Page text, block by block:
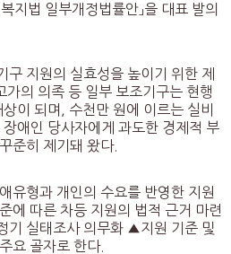
지법 일부개정법률안」을 대표 발의
구 지원의 실효성을 높이기 위한 제
가의 의족 등 일부 보조기구는 현행
이 되며, 수천만 원에 이르는 실비
애인 당사자에게 과도한 경제적 부
준히 제기돼 왔다.
유형과 개인의 수요를 반영한 지원
에 따른 차등 지원의 법적 근거 마련
기 실태조사 의무화 ▲지원 기준 및
요 골자로 한다.